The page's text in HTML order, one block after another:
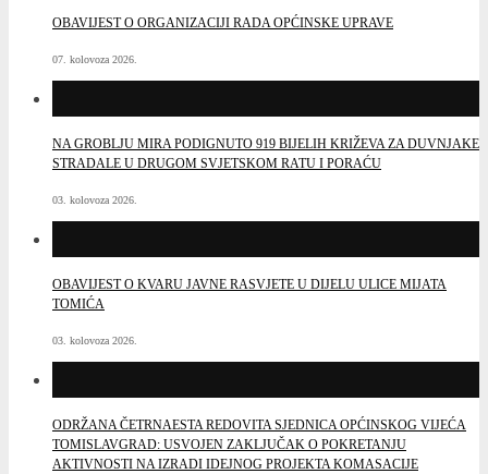
OBAVIJEST O ORGANIZACIJI RADA OPĆINSKE UPRAVE
07. kolovoza 2026.
NA GROBLJU MIRA PODIGNUTO 919 BIJELIH KRIŽEVA ZA DUVNJAKE
STRADALE U DRUGOM SVJETSKOM RATU I PORAĆU
03. kolovoza 2026.
OBAVIJEST O KVARU JAVNE RASVJETE U DIJELU ULICE MIJATA
TOMIĆA
03. kolovoza 2026.
ODRŽANA ČETRNAESTA REDOVITA SJEDNICA OPĆINSKOG VIJEĆA
TOMISLAVGRAD: USVOJEN ZAKLJUČAK O POKRETANJU
AKTIVNOSTI NA IZRADI IDEJNOG PROJEKTA KOMASACIJE